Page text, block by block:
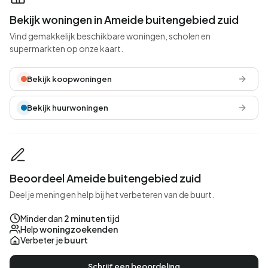
Bekijk woningen in Ameide buitengebied zuid
Vind gemakkelijk beschikbare woningen, scholen en
supermarkten op onze kaart.
Bekijk koopwoningen
Bekijk huurwoningen
Beoordeel Ameide buitengebied zuid
Deel je mening en help bij het verbeteren van de buurt.
Minder dan 2 minutentijd
Helpwoningzoekenden
Verbeter jebuurt